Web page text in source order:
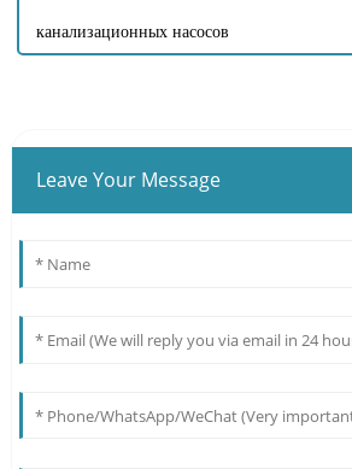
канализационных насосов
Leave Your Message